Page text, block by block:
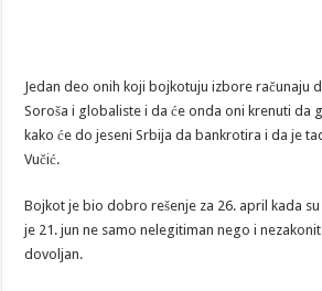
Jedan deo onih koji bojkotuju izbore računaju
Soroša i globaliste i da će onda oni krenuti da
kako će do jeseni Srbija da bankrotira i da je
Vučić.
Bojkot je bio dobro rešenje za 26. april kada
je 21. jun ne samo nelegitiman nego i
dovoljan.